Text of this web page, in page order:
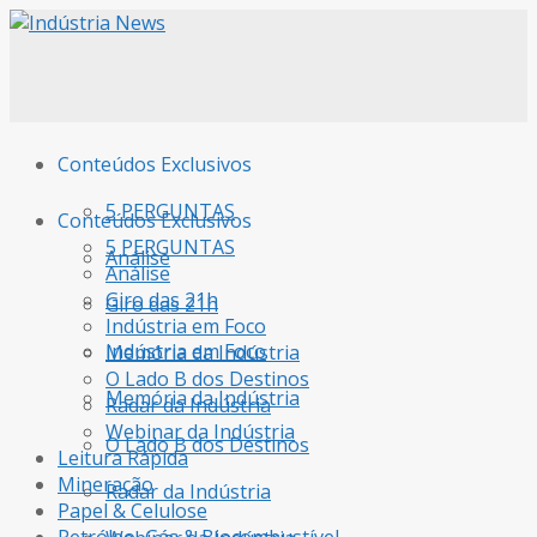
Conteúdos Exclusivos
5 PERGUNTAS
Análise
Giro das 21h
Indústria em Foco
Memória da Indústria
O Lado B dos Destinos
Radar da Indústria
Conteúdos Exclusivos
5 PERGUNTAS
Análise
Giro das 21h
Indústria em Foco
Memória da Indústria
O Lado B dos Destinos
Radar da Indústria
Webinar da Indústria
Leitura Rápida
Mineração
Papel & Celulose